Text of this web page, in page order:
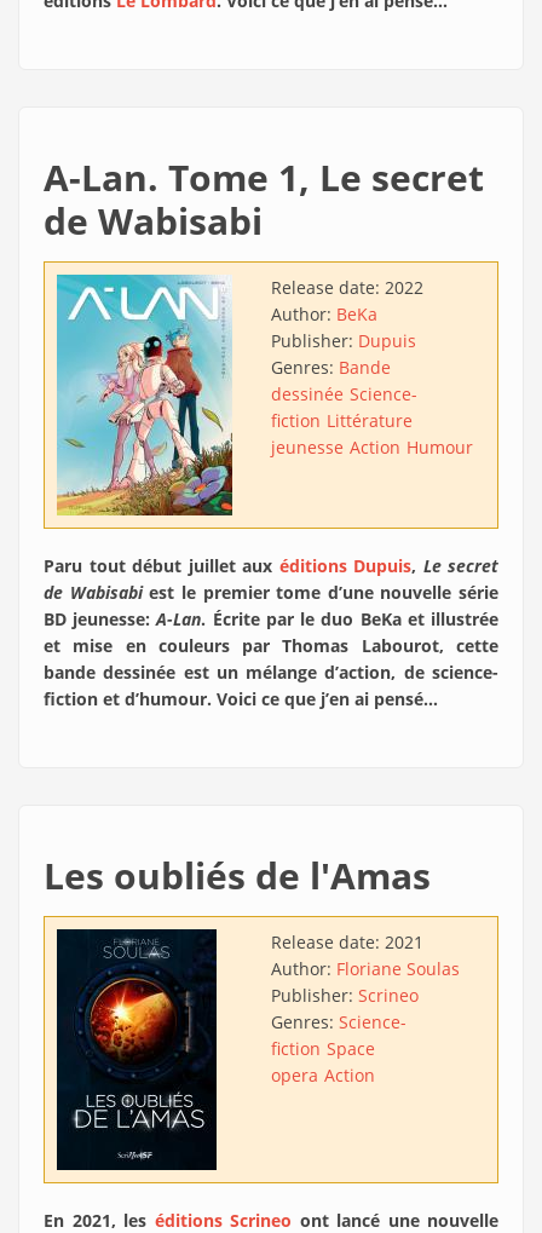
A-Lan. Tome 1, Le secret
de Wabisabi
Release date: 2022
Author: BeKa
Publisher: Dupuis
Genres: Bande
dessinée Science-
fiction Littérature
jeunesse Action Humour
Paru tout début juillet aux éditions Dupuis, Le secret
de Wabisabiest le premier tome d’une nouvelle série
BD jeunesse:A-Lan. Écrite par le duo BeKa et illustrée
et mise en couleurs par Thomas Labourot, cette
bande dessinée est un mélange d’action, de science-
fiction et d’humour. Voici ce que j’en ai pensé…
Les oubliés de l'Amas
Release date: 2021
Author: Floriane Soulas
Publisher: Scrineo
Genres: Science-
fiction Space
opera Action
En 2021, les éditions Scrineo ont lancé une nouvelle